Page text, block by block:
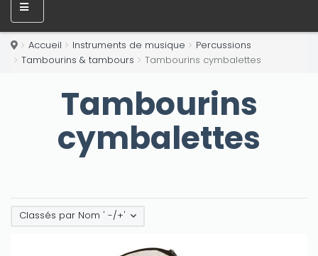
Accueil Instruments de musique
Percussions
Tambourins & tambours
Tambourins cymbalettes
Tambourins
cymbalettes
Classés par Nom ' -/+'